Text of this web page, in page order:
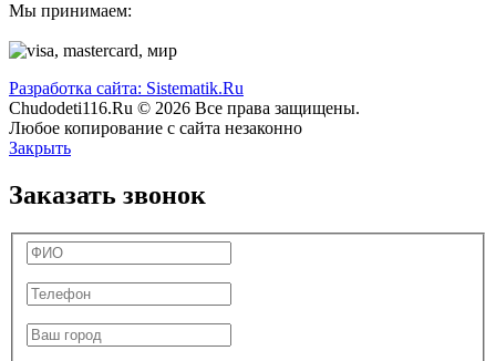
Мы принимаем:
Разработка сайта: Sistematik.Ru
Chudodeti116.Ru © 2026 Все права защищены.
Любое копирование с сайта незаконно
Закрыть
Заказать звонок